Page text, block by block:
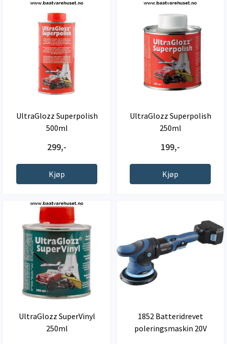
UltraGlozz Superpolish
500ml
299,-
Kjøp
UltraGlozz Superpolish
250ml
199,-
Kjøp
UltraGlozz SuperVinyl
250ml
1852 Batteridrevet
poleringsmaskin 20V